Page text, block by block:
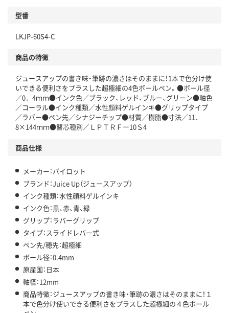
型番
LKJP-60S4-C
商品の特徴
ジュースアップの書き味・筆跡の濃さはそのままに！1本で色分け使
いできる便利さをプラスした超極細の4色ボールペン。●ボール径
／0．4ｍｍ●インク色／ブラック、レッド、ブルー、グリーン●軸色
／コーラル●インク種類／水性顔料ゲルインキ●グリップタイプ
／ラバー●ペン先／シナジーチップ●材質／樹脂●寸法／11．
8×144ｍｍ●替芯種別／ＬＰＴＲＦー10Ｓ4
商品仕様
メーカー：パイロット
ブランド：Juice Up（ジュースアップ）
インク種類：水性顔料ゲルインキ
インク色：黒、赤、青、緑
グリップ：ラバーグリップ
タイプ：スライドレバー式
ペン先/穂先：超極細
ボール径：0.4mm
原産国：日本
軸径：12mm
商品特徴：ジュースアップの書き味・筆跡の濃さはそのままに！１
本で色分け使いできる便利さをプラスした超極細の４色ボール